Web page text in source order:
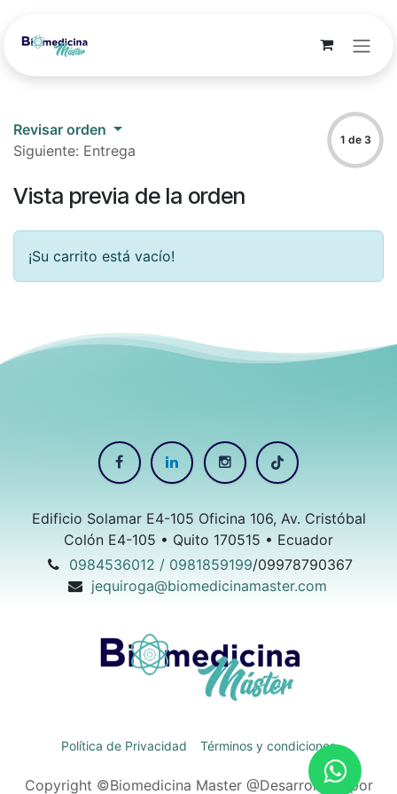
Revisar orden
Siguiente: Entrega
1 de 3
Vista previa de la orden
¡Su carrito está vacío!
Edificio Solamar E4-105 Oficina 106, Av. Cristóbal
Colón E4-105 • Quito 170515 • Ecuador
0984536012 / 0981859199/09978790367
jequiroga@biomedicinamaster.com
Política de Privacidad Términos y condiciones
Copyright ©Biomedicina Master @Desarrollado por